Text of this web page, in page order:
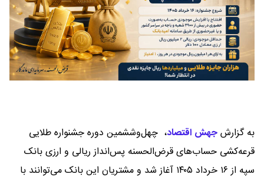
به گزارشجهش اقتصاد، چهل‌وششمین دوره جشنواره طلایی
قرعه‌کشی حساب‌های قرض‌الحسنه پس‌انداز ریالی و ارزی بانک
سپه از ۱۶ خرداد ۱۴۰۵ آغاز شد و مشتریان این بانک می‌توانند با